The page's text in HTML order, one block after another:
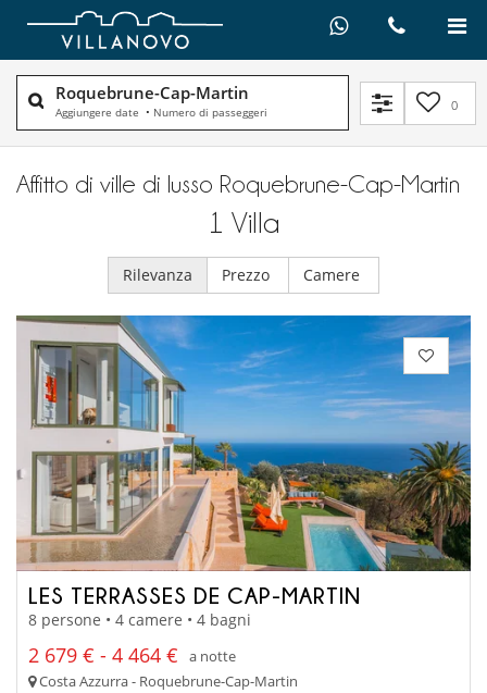
Roquebrune-Cap-Martin
Aggiungere date • Numero di passeggeri 0
Affitto di ville di lusso Roquebrune-Cap-Martin
1 Villa
Rilevanza Prezzo Camere
LES TERRASSES DE CAP-MARTIN
8 persone • 4 camere • 4 bagni
2 679 € - 4 464 €
a notte
Costa Azzurra - Roquebrune-Cap-Martin